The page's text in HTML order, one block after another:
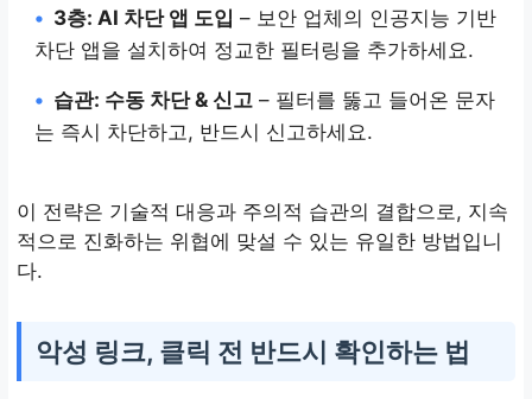
• 3층: AI 차단 앱 도입 – 보안 업체의 인공지능 기반
차단 앱을 설치하여 정교한 필터링을 추가하세요.
• 습관: 수동 차단 & 신고 – 필터를 뚫고 들어온 문자
는 즉시 차단하고, 반드시 신고하세요.
이 전략은 기술적 대응과 주의적 습관의 결합으로, 지속
적으로 진화하는 위협에 맞설 수 있는 유일한 방법입니
다.
악성 링크, 클릭 전 반드시 확인하는 법